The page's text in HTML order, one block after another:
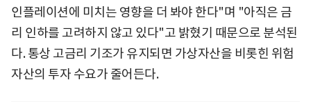
인플레이션에 미치는 영향을 더 봐야 한다"며 "아직은 금
리 인하를 고려하지 않고 있다"고 밝혔기 때문으로 분석된
다. 통상 고금리 기조가 유지되면 가상자산을 비롯힌 위험
자산의 투자 수요가 줄어든다.